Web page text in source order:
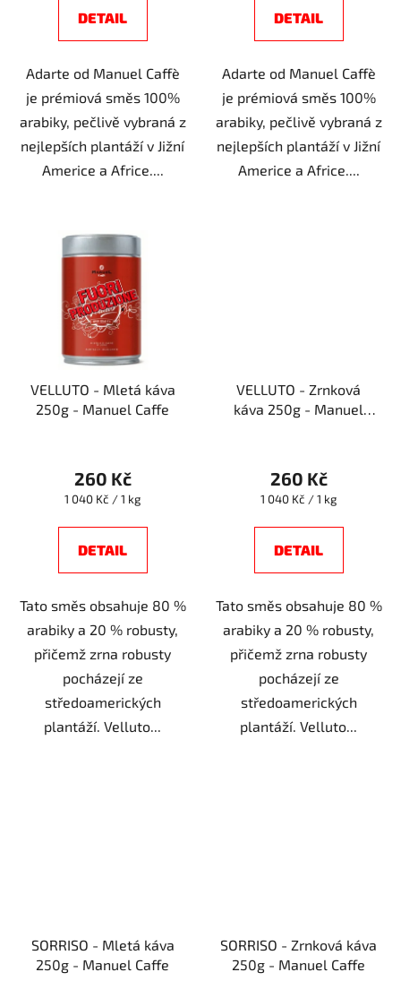
DETAIL
Adarte od Manuel Caffè
je prémiová směs 100%
arabiky, pečlivě vybraná z
nejlepších plantáží v Jižní
Americe a Africe....
DETAIL
Adarte od Manuel Caffè
je prémiová směs 100%
arabiky, pečlivě vybraná z
nejlepších plantáží v Jižní
Americe a Africe....
VELLUTO - Mletá káva
250g - Manuel Caffe
260 Kč
Měrná
1 040 Kč / 1 kg
DETAIL
Tato směs obsahuje 80 %
arabiky a 20 % robusty,
přičemž zrna robusty
pocházejí ze
středoamerických
plantáží. Velluto...
VELLUTO - Zrnková
káva 250g - Manuel
260 Kč
Měrná
1 040 Kč / 1 kg
DETAIL
Tato směs obsahuje 80 %
arabiky a 20 % robusty,
přičemž zrna robusty
pocházejí ze
středoamerických
plantáží. Velluto...
SORRISO - Mletá káva
250g - Manuel Caffe
SORRISO - Zrnková káva
250g - Manuel Caffe